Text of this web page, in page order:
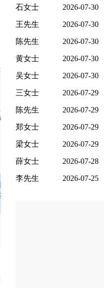
石女士 2026-07-30
王先生 2026-07-30
陈先生 2026-07-30
黄女士 2026-07-30
吴女士 2026-07-30
三女士 2026-07-29
陈先生 2026-07-29
郑女士 2026-07-29
梁女士 2026-07-29
薛女士 2026-07-28
李先生 2026-07-25